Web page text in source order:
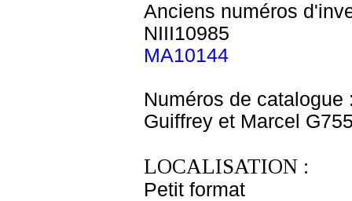
Anciens numéros
NIII10985
MA10144
Numéros de catalogue
Guiffrey et Marcel
LOCALISATION :
Petit format